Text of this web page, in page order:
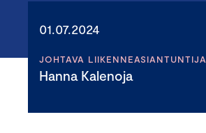
01.07.2024
JOHTAVA LIIKENNEASIANTUNTIJA
Hanna Kalenoja